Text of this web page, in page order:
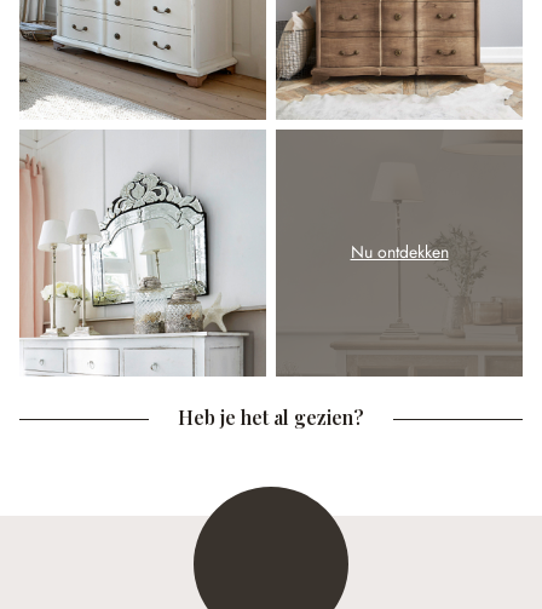
Nu ontdekken
Heb je het al gezien?